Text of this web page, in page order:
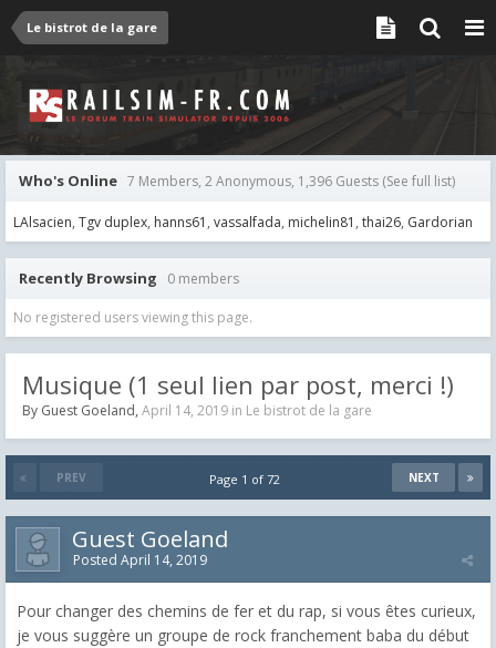
Le bistrot de la gare
Who's Online 7 Members, 2 Anonymous, 1,396 Guests (See full list)
LAlsacien Tgv duplex hanns61 vassalfada michelin81 thai26 Gardorian
Recently Browsing 0 members
No registered users viewing this page.
Musique (1 seul lien par post, merci !)
By Guest Goeland, April 14, 2019 in Le bistrot de la gare
PREV NEXT
Page 1 of 72
Guest Goeland
Posted April 14, 2019
Pour changer des chemins de fer et du rap, si vous êtes curieux,
je vous suggère un groupe de rock franchement baba du début